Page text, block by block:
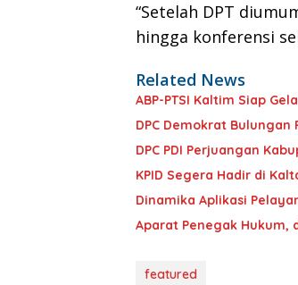
“Setelah DPT
hingga konferensi
Related News
ABP-PTSI Kaltim Siap
DPC Demokrat
DPC PDI Perjuangan
KPID Segera Hadir di
Dinamika Aplikasi
Aparat Penegak Hukum,
featured